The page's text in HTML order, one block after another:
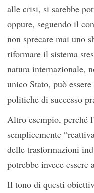
alle crisi, si sarebbe
oppure, seguendo il
non sprecare mai uno
riformare il sistema
natura internazionale,
unico Stato, può
politiche di successo
Altro esempio, perché
semplicemente
delle trasformazioni
potrebbe invece
Il tono di questi